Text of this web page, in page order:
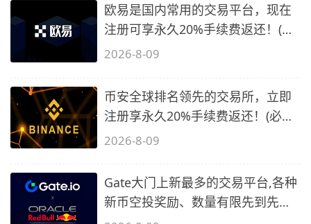
欧易是国内常用的交易平台，现在
注册可享永久20%手续费返还！(必
备1)
2026-8-09
币安全球排名领先的交易所，立即
注册享永久20%手续费返还！(必备
2)
2026-8-09
Gate大门上新最多的交易平台,各种
新币空投奖励、数量有限先到先